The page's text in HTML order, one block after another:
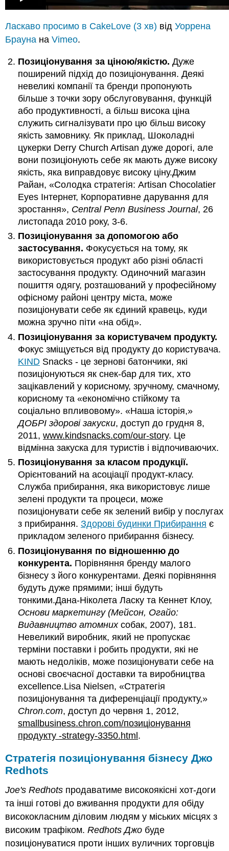
Ласкаво просимо в CakeLove (3 хв) відУоррена
Брауна наVimeo.
Позиціонування за ціною/якістю.Дуже
поширений підхід до позиціонування. Деякі
невеликі компанії та бренди пропонують
більше з точки зору обслуговування, функцій
або продуктивності, а більш висока ціна
служить сигналізувати про цю більш високу
якість замовнику. Як приклад, Шоколадні
цукерки Derry Church Artisan дуже дорогі, але
вони позиціонують себе як мають дуже високу
якість, яка виправдовує високу ціну.Джим
Райан, «Солодка стратегія: Artisan Chocolatier
Eyes Інтернет, Корпоративне дарування для
зростання», Central Penn Business Journal, 26
листопада 2010 року, 3-6.
Позиціонування за допомогою або
застосування. Фокусується на тому, як
використовується продукт або різні області
застосування продукту. Одиночний магазин
пошиття одягу, розташований у професійному
офісному районі центру міста, може
позиціонувати себе як єдиний кравець, куди
можна зручно піти «на обід».
Позиціонування за користувачем продукту.
Фокус зміщується від продукту до користувача.
KIND Snacks - це зернові батончики, які
позиціонуються як снек-бар для тих, хто
зацікавлений у корисному, зручному, смачному,
корисному та «економічно стійкому та
соціально впливовому». «Наша історія,»
ДОБРІ здорові закуски, доступ до грудня 8,
2011,www.kindsnacks.com/our-story. Це
відмінна закуска для туристів і відпочиваючих.
Позиціонування за класом продукції.
Орієнтований на асоціації продукт-класу.
Служба прибирання, яка використовує лише
зелені продукти та процеси, може
позиціонувати себе як зелений вибір у послугах
з прибирання.Здорові будинки Прибирання є
прикладом зеленого прибирання бізнесу.
Позиціонування по відношенню до
конкурента. Порівняння бренду малого
бізнесу з його конкурентами. Деякі порівняння
будуть дуже прямими; інші будуть
тонкими.Дана-Ніколета Ласку та Кеннет Клоу,
Основи маркетингу (Мейсон, Огайо:
Видавництво атомнихсобак, 2007), 181.
Невеликий виробник, який не пропускає
терміни поставки і робить продукти, які не
мають недоліків, може позиціонувати себе на
основі своєчасної доставки та виробництва
excellence.Lisa Nielsen, «Стратегія
позиціонування та диференціації продукту,»
Chron.com, доступ до червня 1, 2012,
smallbusiness.chron.com/позиціонування
продукту -strategy-3350.html.
Стратегія позиціонування бізнесу Джо
Redhots
Joe's Redhots продаватиме високоякісні хот-доги
та інші готові до вживання продукти для обіду
висококласним діловим людям у міських місцях з
високим трафіком.Redhots Джо буде
позиціонуватися проти інших вуличних торговців